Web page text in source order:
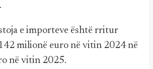
e importeve është rritur
milionë euro në vitin 2024 në
në vitin 2025.